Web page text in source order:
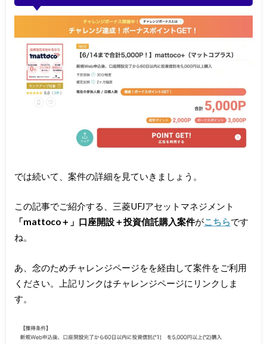
では続いて、案件の詳細を見ていきましょう。
この記事でご紹介する、三菱UFJアセットマネジメント
「mattoco＋」口座開設＋投資信託購入案件がこちらです
ね。
あ、念のためチャレンジページをを経由して案件をご利用
ください。上記リンクはチャレンジページにリンクしま
す。